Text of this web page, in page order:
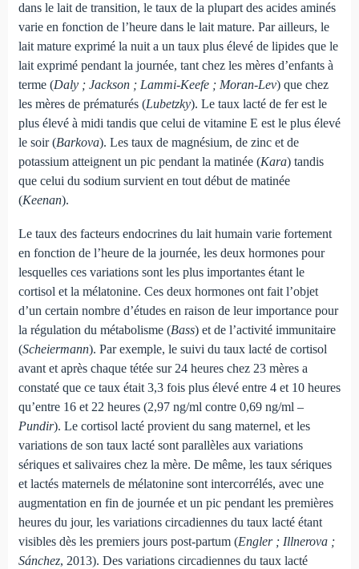
dans le lait de transition, le taux de la plupart des acides aminés
varie en fonction de l’heure dans le lait mature. Par ailleurs, le
lait mature exprimé la nuit a un taux plus élevé de lipides que le
lait exprimé pendant la journée, tant chez les mères d’enfants à
terme (Daly ; Jackson ; Lammi-Keefe ; Moran-Lev) que chez
les mères de prématurés (Lubetzky). Le taux lacté de fer est le
plus élevé à midi tandis que celui de vitamine E est le plus élevé
le soir (Barkova). Les taux de magnésium, de zinc et de
potassium atteignent un pic pendant la matinée (Kara) tandis
que celui du sodium survient en tout début de matinée
(Keenan).
Le taux des facteurs endocrines du lait humain varie fortement
en fonction de l’heure de la journée, les deux hormones pour
lesquelles ces variations sont les plus importantes étant le
cortisol et la mélatonine. Ces deux hormones ont fait l’objet
d’un certain nombre d’études en raison de leur importance pour
la régulation du métabolisme (Bass) et de l’activité immunitaire
(Scheiermann). Par exemple, le suivi du taux lacté de cortisol
avant et après chaque tétée sur 24 heures chez 23 mères a
constaté que ce taux était 3,3 fois plus élevé entre 4 et 10 heures
qu’entre 16 et 22 heures (2,97 ng/ml contre 0,69 ng/ml –
Pundir). Le cortisol lacté provient du sang maternel, et les
variations de son taux lacté sont parallèles aux variations
sériques et salivaires chez la mère. De même, les taux sériques
et lactés maternels de mélatonine sont intercorrélés, avec une
augmentation en fin de journée et un pic pendant les premières
heures du jour, les variations circadiennes du taux lacté étant
visibles dès les premiers jours post-partum (Engler ; Illnerova ;
Sánchez, 2013). Des variations circadiennes du taux lacté